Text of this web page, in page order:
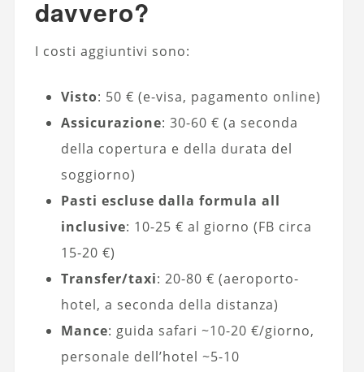
davvero?
I costi aggiuntivi sono:
Visto: 50 € (e-visa, pagamento online)
Assicurazione: 30-60 € (a seconda
della copertura e della durata del
soggiorno)
Pasti escluse dalla formula all
inclusive: 10-25 € al giorno (FB circa
15-20 €)
Transfer/taxi: 20-80 € (aeroporto-
hotel, a seconda della distanza)
Mance: guida safari ~10-20 €/giorno,
personale dell’hotel ~5-10